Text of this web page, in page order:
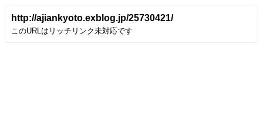
http://ajiankyoto.exblog.jp/25730421/
このURLはリッチリンク未対応です